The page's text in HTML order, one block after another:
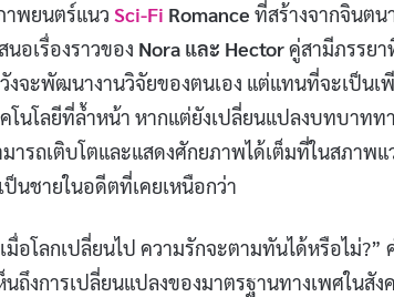
าพยนตร์แนว Sci-Fi Romance ที่สร้างจากจินตน
นอเรื่องราวของ Nora และ Hectorคู่สามีภรรยา
งจะพัฒนางานวิจัยของตนเอง แต่แทนที่จะเป็น
โนโลยีที่ล้ำหน้า หากแต่ยังเปลี่ยนแปลงบทบาทท
ารถเติบโตและแสดงศักยภาพได้เต็มที่ในสภา
นชายในอดีตที่เคยเหนือกว่า
มื่อโลกเปลี่ยนไป ความรักจะตามทันได้หรือไม่
ถึงการเปลี่ยนแปลงของมาตรฐานทางเพศในสั